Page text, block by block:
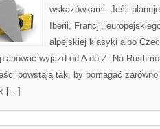
wskazówkami. Jeśli
Iberii, Francji,
alpejskiej klasyki albo
wyjazd od A do Z. Na
powstają tak, by pomagać
[…]